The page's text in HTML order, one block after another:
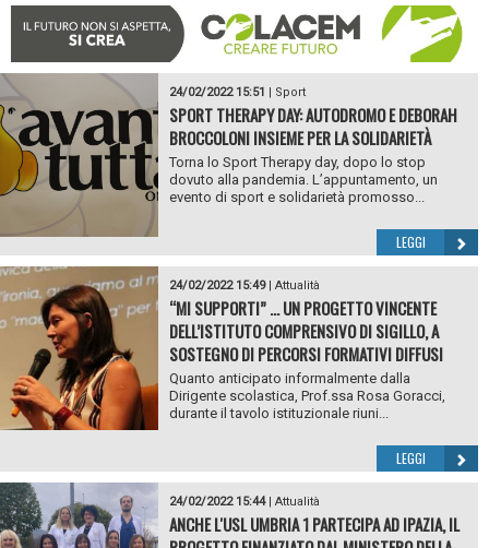
24/02/2022 15:51 Sport
SPORT THERAPY DAY: AUTODROMO E DEBORAH
BROCCOLONI INSIEME PER LA SOLIDARIETÀ
Torna lo Sport Therapy day, dopo lo stop
dovuto alla pandemia. L’appuntamento, un
evento di sport e solidarietà promosso...
LEGGI
24/02/2022 15:49| Attualità
“MI SUPPORTI” … UN PROGETTO VINCENTE
DELL’ISTITUTO COMPRENSIVO DI SIGILLO, A
SOSTEGNO DI PERCORSI FORMATIVI DIFFUSI
Quanto anticipato informalmente dalla
Dirigente scolastica, Prof.ssa Rosa Goracci,
durante il tavolo istituzionale riuni...
LEGGI
24/02/2022 15:44| Attualità
ANCHE L'USL UMBRIA 1 PARTECIPA AD IPAZIA, IL